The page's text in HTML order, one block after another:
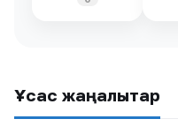
Ұқсас жаңалықтар